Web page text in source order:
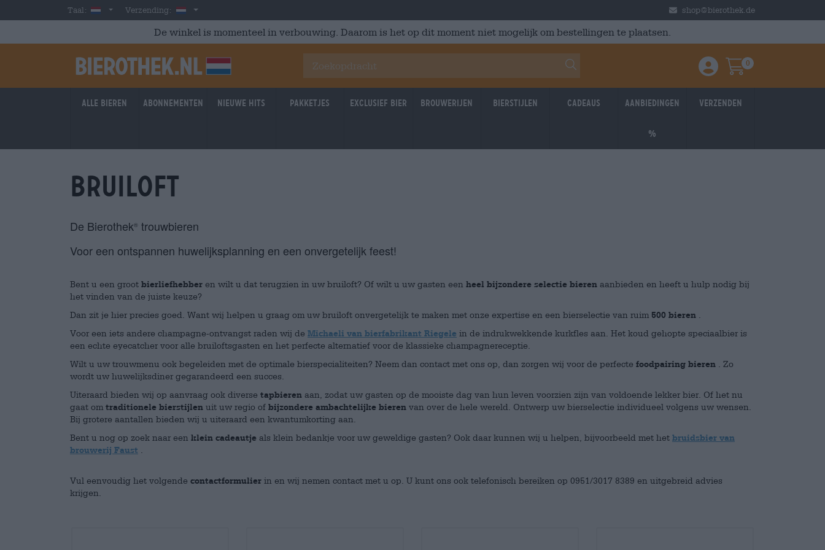
Skip to main content
Taal: DutchVerzending: Nederland shop@bierothek.de
De winkel is momenteel in verbouwing. Daarom is het op dit moment niet mogelijk om bestellingen te plaatsen.
Einloggen / Anmelden
Warenkorb
0
Alle bieren Abonnementen Nieuwe hits Pakketjes Exclusief Bier Brouwerijen Bierstijlen Cadeaus Aanbiedingen
%
Verzenden
Bruiloft
De Bierothek® trouwbieren
Voor een ontspannen huwelijksplanning en een onvergetelijk feest!
Bent u een groot bierliefhebber en wilt u dat terugzien in uw bruiloft? Of wilt u uw gasten een heel bijzondere selectie bieren aanbieden en heeft u hulp nodig bij
het vinden van de juiste keuze?
Dan zit je hier precies goed. Want wij helpen u graag om uw bruiloft onvergetelijk te maken met onze expertise en een bierselectie van ruim 500 bieren
Voor een iets andere champagne-ontvangst raden wij de Michaeli van bierfabrikant Riegele in de indrukwekkende kurkfles aan. Het koud gehopte speciaalbier is
een echte eyecatcher voor alle bruiloftsgasten en het perfecte alternatief voor de klassieke champagnereceptie.
Wilt u uw trouwmenu ook begeleiden met de optimale bierspecialiteiten? Neem dan contact met ons op, dan zorgen wij voor de perfecte foodpairing bieren . Zo
wordt uw huwelijksdiner gegarandeerd een succes.
Uiteraard bieden wij op aanvraag ook diverse tapbieren aan, zodat uw gasten op de mooiste dag van hun leven voorzien zijn van voldoende lekker bier. Of het nu
gaat om traditionele bierstijlen uit uw regio of bijzondere ambachtelijke bieren van over de hele wereld. Ontwerp uw bierselectie individueel volgens uw wensen.
Bij grotere aantallen bieden wij u uiteraard een kwantumkorting aan.
Bent u nog op zoek naar een klein cadeautje als klein bedankje voor uw geweldige gasten? Ook daar kunnen wij u helpen, bijvoorbeeld met het bruidsbier van
brouwerij Faust
Vul eenvoudig het volgende contactformulier in en wij nemen contact met u op. U kunt ons ook telefonisch bereiken op 0951/3017 8389 en uitgebreid advies
krijgen.